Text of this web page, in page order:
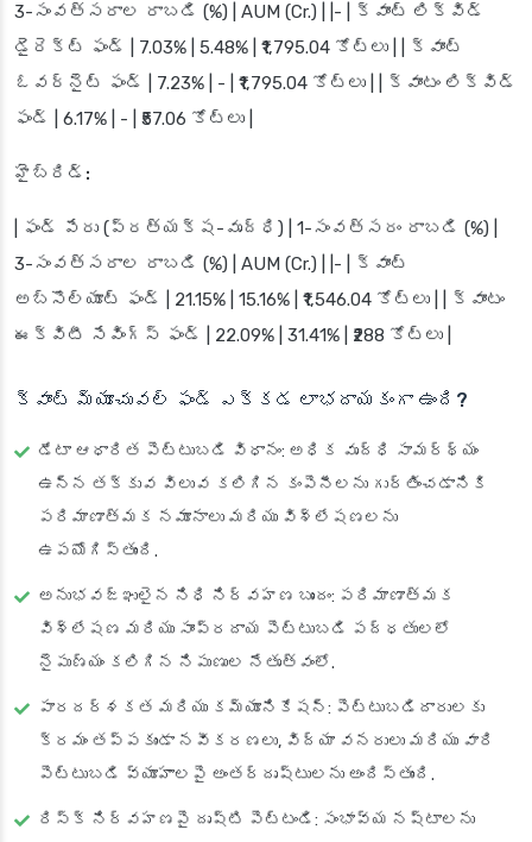
3-సంవత్సరాల రాబడి (%) | AUM (Cr.) | |- | క్వాంట్ లిక్విడ్
డైరెక్ట్ ఫండ్ | 7.03% | 5.48% | ₹1,795.04 కోట్లు | | క్వాంట్
ఓవర్‌నైట్ ఫండ్ | 7.23% | - | ₹1,795.04 కోట్లు | | క్వాంటం లిక్విడ్
ఫండ్ | 6.17% | - | ₹57.06 కోట్లు |
హైబ్రిడ్:
| ఫండ్ పేరు (ప్రత్యక్ష-వృద్ధి) | 1-సంవత్సరం రాబడి (%) |
3-సంవత్సరాల రాబడి (%) | AUM (Cr.) | |- | క్వాంట్
అబ్సొల్యూట్ ఫండ్ | 21.15% | 15.16% | ₹1,546.04 కోట్లు | | క్వాంటం
ఈక్విటీ సేవింగ్స్ ఫండ్ | 22.09% | 31.41% | ₹288 కోట్లు |
క్వాంట్ మ్యూచువల్ ఫండ్ ఎక్కడ లాభదాయకంగా ఉంది?
డేటా ఆధారిత పెట్టుబడి విధానం: అధిక వృద్ధి సామర్థ్యం
ఉన్న తక్కువ విలువ కలిగిన కంపెనీలను గుర్తించడానికి
పరిమాణాత్మక నమూనాలు మరియు విశ్లేషణలను
ఉపయోగిస్తుంది.
అనుభవజ్ఞులైన నిధి నిర్వహణ బృందం: పరిమాణాత్మక
విశ్లేషణ మరియు సాంప్రదాయ పెట్టుబడి పద్ధతులలో
నైపుణ్యం కలిగిన నిపుణుల నేతృత్వంలో.
పారదర్శకత మరియు కమ్యూనికేషన్: పెట్టుబడిదారులకు
క్రమం తప్పకుండా నవీకరణలు, విద్యా వనరులు మరియు వారి
పెట్టుబడి వ్యూహాలపై అంతర్దృష్టులను అందిస్తుంది.
రిస్క్ నిర్వహణపై దృష్టి పెట్టండి: సంభావ్య నష్టాలను